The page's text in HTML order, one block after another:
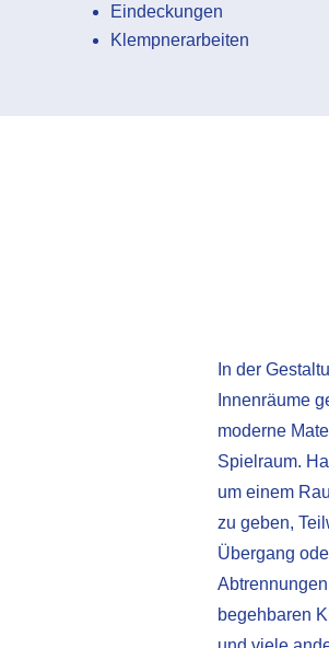
Eindeckungen
Klempnerarbeiten
In der
Innenräume
moderne
Spielraum.
um einem
zu geben,
Übergang
begehbaren